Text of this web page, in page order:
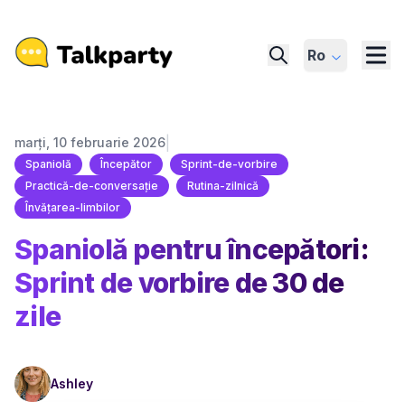
Ro
marți, 10 februarie 2026
Spaniolă Începător
Sprint-de-vorbire
Practică-de-conversație
Rutina-zilnică
Învățarea-limbilor
Spaniolă pentru începători:
Sprint de vorbire de 30 de
zile
Ashley